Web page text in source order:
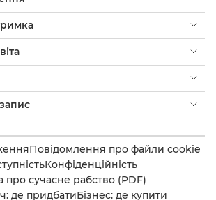
Повідомлення про файли cookie
Конфіденційність
про сучасне рабство (PDF)
де придбатиБізнес: де купити